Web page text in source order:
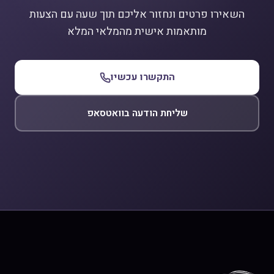
השאירו פרטים ונחזור אליכם תוך שעה עם הצעות
מותאמות אישית מהמלאי המלא
התקשרו עכשיו
שליחת הודעה בוואטסאפ